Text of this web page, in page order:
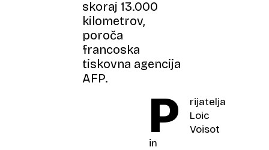
skoraj 13.000
kilometrov,
poroča
francoska
tiskovna agencija
AFP.
P
rijatelja
Loic
Voisot
in